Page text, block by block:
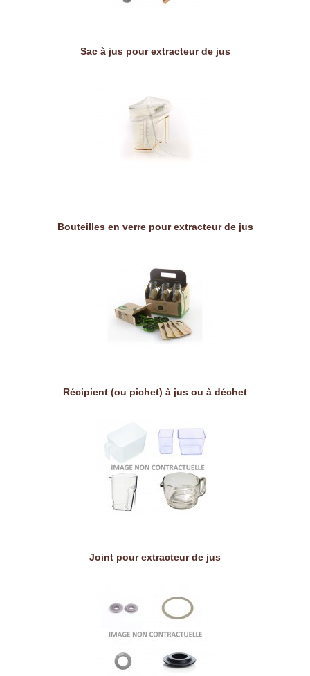
Sac à jus pour extracteur de jus
Bouteilles en verre pour extracteur de jus
Récipient (ou pichet) à jus ou à déchet
Joint pour extracteur de jus